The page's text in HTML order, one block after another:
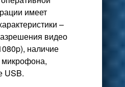
имеет
–
видео
наличие
микрофона,
USB.